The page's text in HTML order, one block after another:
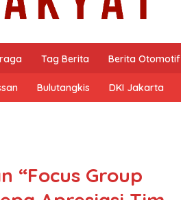
Tag Berita Berita Otomotif
Bulutangkis DKI Jakarta
“Focus Group